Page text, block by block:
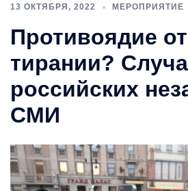
13 ОКТЯБРЯ, 2022 МЕРОПРИЯТИЕ
Противоядие от
тирании?
российских
СМИ